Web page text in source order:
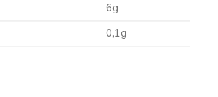
6g
0,1g